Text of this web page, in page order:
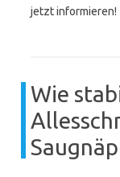
jetzt informieren!
Wie